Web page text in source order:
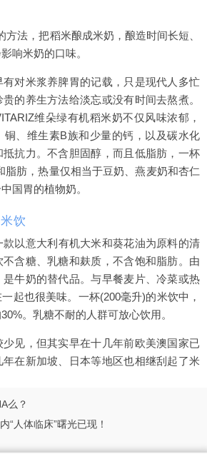
方法，把稻米酿成米奶，酿造时间长短、
响米奶的口味。
对米浆养脾胃的记载，只是现代人多忙
的养生方法给淡忘或没有时间去熬煮。
维朵绿有机稻米奶不仅风味浓郁，
铜、维生素B族和少量的钙，以及碳水化
抗力。不含胆固醇，而且低脂肪，一杯
脂肪，热量仅相当于豆奶、燕麦奶和杏仁
国胃的植物奶。
饮
款以意大利有机大米和葵花油为原料的清
含糖、乳糖和麸质，不含饱和脂肪。由
牛奶的替代品。与早餐麦片、冷菜或热
起也很美味。一杯(200毫升)的米饮中，
。乳糖不耐的人群可放心饮用。
见，但其实早在十几年前欧美澳国家已
在新加坡、日本等地区也相继刮起了米
么？
“人体临床”曙光已现！